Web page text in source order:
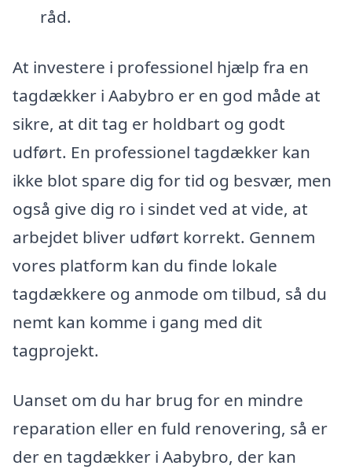
råd.
At investere i professionel hjælp fra en
tagdækker i Aabybro er en god måde at
sikre, at dit tag er holdbart og godt
udført. En professionel tagdækker kan
ikke blot spare dig for tid og besvær, men
også give dig ro i sindet ved at vide, at
arbejdet bliver udført korrekt. Gennem
vores platform kan du finde lokale
tagdækkere og anmode om tilbud, så du
nemt kan komme i gang med dit
tagprojekt.
Uanset om du har brug for en mindre
reparation eller en fuld renovering, så er
der en tagdækker i Aabybro, der kan